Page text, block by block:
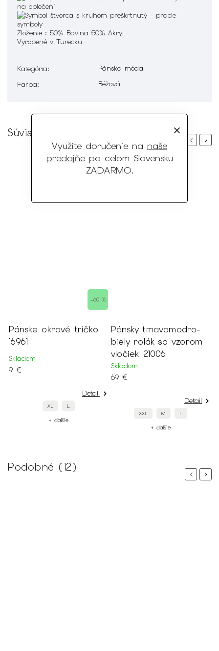
Využite doručenie na naše
predajňepo celom Slovensku
ZADARMO.
Zloženie : 50% Bavlna 50% Akryl
Vyrobené v Turecku
Kategória:
Pánska móda
Farba: Béžová
Súvisiaci tovar
Previous
–60 %
Pánske okrové tričko
16961
Skladom
9 €
Detail
XL L
+ ďalšie
Pánsky tmavomodro-
biely rolák so vzorom
vločiek 21006
Skladom
69 €
Detail
XXL M L
+ ďalšie
Next
Podobné (12)
PreviousNext